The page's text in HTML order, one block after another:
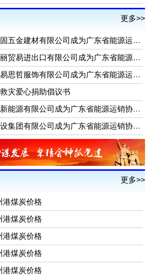
更多>>
热烈祝贺佛山市索固五金建材有限公司成为广东省能源运销协会会员单位
热烈祝贺广州市泰丽贸易进出口有限公司成为广东省能源运销协会会员单位
热烈祝贺深圳市路易思哲服饰有限公司成为广东省能源运销协会会员单位
灾爱心捐助倡议书
热烈祝贺广东燃力新能源有限公司成为广东省能源运销协会理事单位
热烈祝贺金中凯建设集团有限公司成为广东省能源运销协会会员单位
更多>>
港煤炭价格
港煤炭价格
港煤炭价格
港煤炭价格
港煤炭价格